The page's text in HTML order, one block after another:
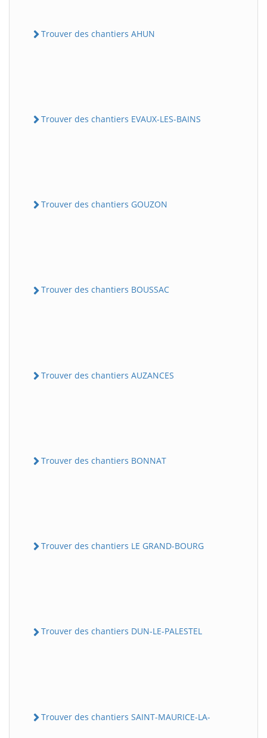
Trouver des chantiers AHUN
Trouver des chantiers EVAUX-LES-BAINS
Trouver des chantiers GOUZON
Trouver des chantiers BOUSSAC
Trouver des chantiers AUZANCES
Trouver des chantiers BONNAT
Trouver des chantiers LE GRAND-BOURG
Trouver des chantiers DUN-LE-PALESTEL
Trouver des chantiers SAINT-MAURICE-LA-